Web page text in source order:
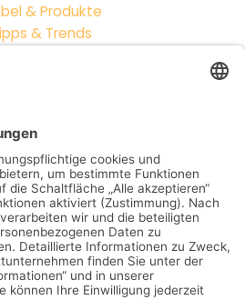
& Produkte
& Trends
Beiträge
Zuhause
Wie du Möbelstile perfekt
So entsteht dein
draußen
Räume ins perfekte
treffen Sie jede Stimmung
ins Schwarze